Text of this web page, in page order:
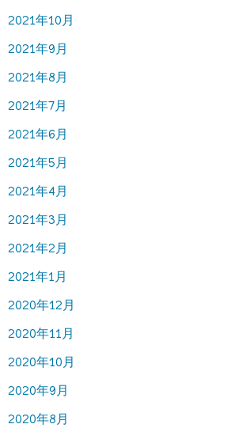
2021年10月
2021年9月
2021年8月
2021年7月
2021年6月
2021年5月
2021年4月
2021年3月
2021年2月
2021年1月
2020年12月
2020年11月
2020年10月
2020年9月
2020年8月